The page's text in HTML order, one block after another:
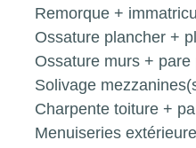
Remorque +
Ossature plancher +
Ossature murs +
Solivage
Charpente toiture +
Menuiseries